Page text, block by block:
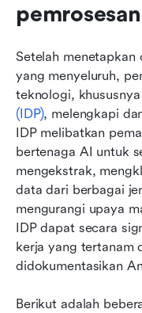
Setelah menetapkan
yang menyeluruh,
teknologi, khususnya
(IDP), melengkapi
IDP melibatkan
bertenaga AI untuk
mengekstrak,
data dari berbagai
mengurangi upaya
IDP dapat secara
kerja yang tertanam
didokumentasikan
Berikut adalah